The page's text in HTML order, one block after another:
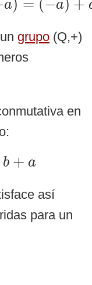
a) = (−a) +
grupo (Q,+)
en
b + a
+ a
así
para un